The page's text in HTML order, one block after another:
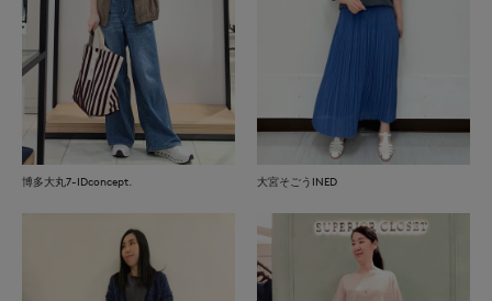
博多大丸7-IDconcept. 大宮そごうINED